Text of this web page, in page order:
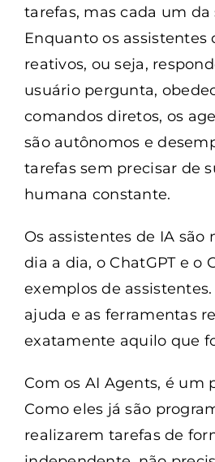
tarefas, mas cada um da
Enquanto os assistentes
reativos, ou seja,
usuário pergunta,
comandos diretos, os
são autônomos e
tarefas sem precisar de
humana constante.
Os assistentes de IA são
dia a dia, o ChatGPT e o
exemplos de
ajuda e as ferramentas
exatamente aquilo que
Com os AI Agents, é um
Como eles já são
realizarem tarefas de